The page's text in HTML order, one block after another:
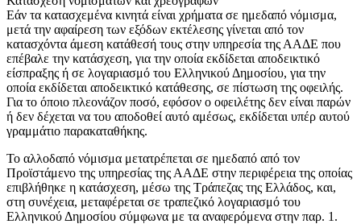
Εάν τα κατασχεμένα κινητά είναι χρήματα σε ημεδαπό νόμισμα,
μετά την αφαίρεση των εξόδων εκτέλεσης γίνεται από τον
κατασχόντα άμεση κατάθεσή τους στην υπηρεσία της ΑΑΔΕ που
επέβαλε την κατάσχεση, για την οποία εκδίδεται αποδεικτικό
είσπραξης ή σε λογαριασμό του Ελληνικού Δημοσίου, για την
οποία εκδίδεται αποδεικτικό κατάθεσης, σε πίστωση της οφειλής.
Για το όποιο πλεονάζον ποσό, εφόσον ο οφειλέτης δεν είναι παρών
ή δεν δέχεται να του αποδοθεί αυτό αμέσως, εκδίδεται υπέρ αυτού
γραμμάτιο παρακαταθήκης.
Το αλλοδαπό νόμισμα μετατρέπεται σε ημεδαπό από τον
Προϊστάμενο της υπηρεσίας της ΑΑΔΕ στην περιφέρεια της οποίας
επιβλήθηκε η κατάσχεση, μέσω της Τράπεζας της Ελλάδος, και,
στη συνέχεια, μεταφέρεται σε τραπεζικό λογαριασμό του
Ελληνικού Δημοσίου σύμφωνα με τα αναφερόμενα στην παρ. 1.